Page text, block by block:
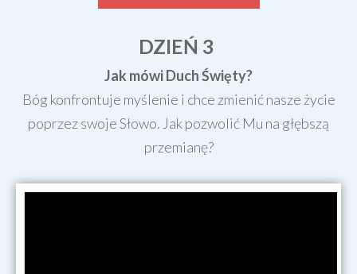
DZIEŃ 3
Jak mówi Duch Święty?
Bóg konfrontuje myślenie i chce zmienić nasze życie
poprzez swoje Słowo. Jak pozwolić Mu na głębszą
przemianę?